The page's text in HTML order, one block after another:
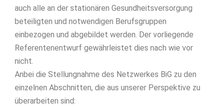
auch alle an der stationären Gesundheitsversorgung
beteiligten und notwendigen Berufsgruppen
einbezogen und abgebildet werden. Der vorliegende
Referentenentwurf gewährleistet dies nach wie vor
nicht.
Anbei die Stellungnahme des Netzwerkes BiG zu den
einzelnen Abschnitten, die aus unserer Perspektive zu
überarbeiten sind: